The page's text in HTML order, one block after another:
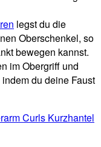
legst du die
Oberschenkel, so
bewegen kannst.
im Obergriff und
du deine Faust